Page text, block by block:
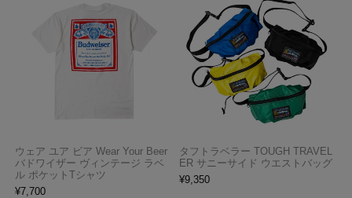
ウェア ユア ビア Wear Your Beer
バドワイザー ヴィンテージ ラベ
ル ポケットTシャツ
¥7,700
タフトラベラー TOUGH TRAVEL
ER サニーサイド ウエストバッグ
¥9,350